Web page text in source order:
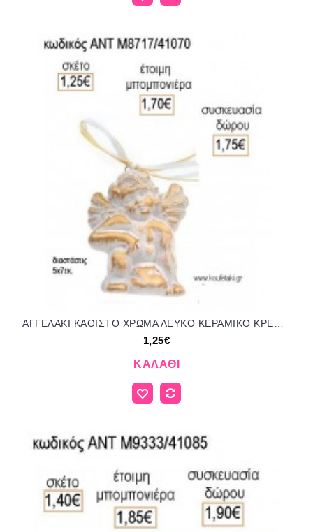
ΑΓΓΕΛΑΚΙ ΚΑΘΙΣΤΟ ΧΡΩΜΑ ΛΕΥΚΟ ΚΕΡΑΜΙΚΟ ΚΡΕΜΑΣΤΟ ΔΙΑΚΟΣΜΗΤΙΚΟ για μπομπονιέρες - δώρα πάρτυ - εορτών - γέννησης - γούρια - φτιάξτο μόνος σου ΑΝΤ-Μ8717/41070 1.25€!!!
1,25€
ΚΑΛΆΘΙ